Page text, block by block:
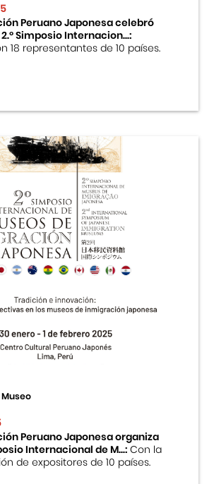
Peruano Japonesa celebró
Simposio Internacion...:
18 representantes de 10 países.
Museo
Peruano Japonesa organiza
Internacional de M...:Con la
de expositores de 10 países.